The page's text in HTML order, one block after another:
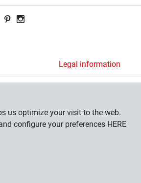
Legal information
Privacy Policy
Cookies
us optimize your visit to the web.
configure your preferences HERE